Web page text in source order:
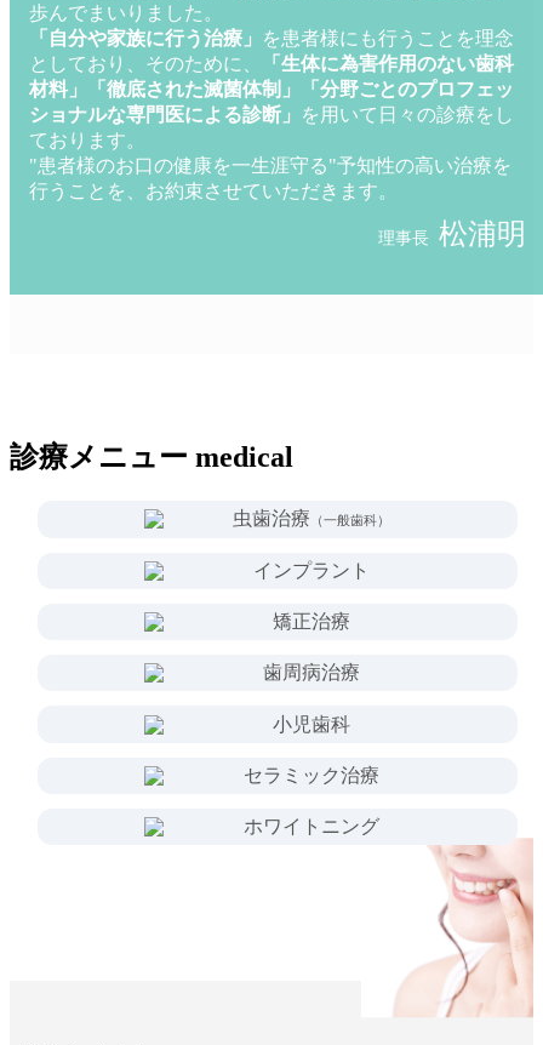
歩んでまいりました。
「自分や家族に行う治療」
を患者様にも行うことを理念
としており、そのために、
「生体に為害作用のない歯科
材料」「徹底された滅菌体制」「分野ごとのプロフェッ
ショナルな専門医による診断」
を用いて日々の診療をし
ております。
"患者様のお口の健康を一生涯守る"予知性の高い治療を
行うことを、お約束させていただきます。
理事長 松浦明
診療メニュー medical
虫歯治療 （一般歯科）
インプラント
矯正治療
歯周病治療
小児歯科
セラミック治療
ホワイト ニング